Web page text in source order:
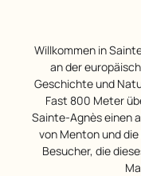
Willkommen in Sainte-Agnès, dem höchstgelegenen Dorf
an der
Geschichte und
Fast 800 Meter
Sainte-Agnès einen
von Menton und
Besucher, die